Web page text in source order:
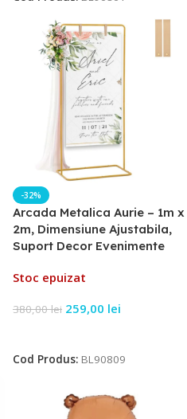
-32%
Arcada Metalica Aurie – 1m x
2m, Dimensiune Ajustabila,
Suport Decor Evenimente
Stoc epuizat
380,00lei 259,00 lei
Cod Produs: BL90809